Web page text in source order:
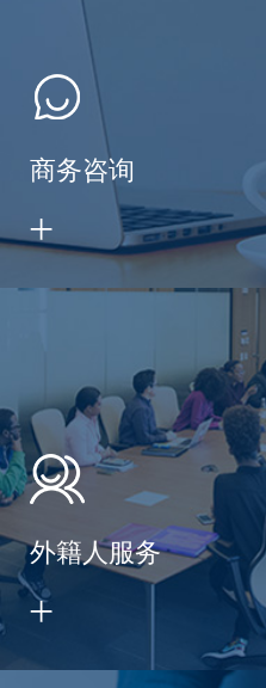
商务咨询
外籍人服务